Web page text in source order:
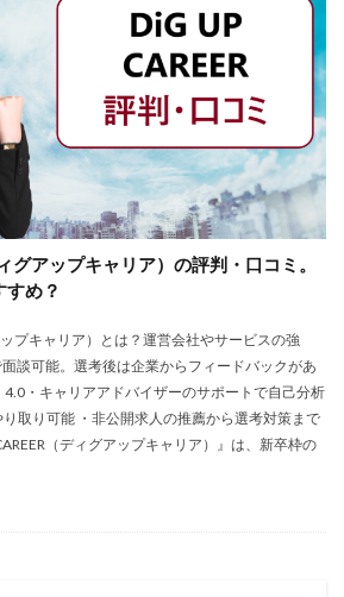
グアップキャリア）の評判・口コミ。
すめ？
ップキャリア）とは？運営会社やサービスの強
談可能。選考後は企業からフィードバックがあ
4.0・キャリアアドバイザーのサポートで自己分析
取り可能 ・非公開求人の推薦から選考対策まで
（ディグアップキャリア）』は、新卒枠の
書
志望動機
後悔 強みが見つからない
強み
就職浪人
就職
職情報サイト
就職出来る
偏差値 就職できない
就職サイト
就職shop 大学院
大企業
業 内定の割合
内定が欲しい
内定がない
内定がすぐ出る企業
倍率が低い
信頼できる
いかわからない
体験談
をもらいやすい
内定欲しい